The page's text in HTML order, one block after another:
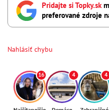
Pridajte si Topky.sk
preferované zdroje
Nahlásiť chybu
16 4 4